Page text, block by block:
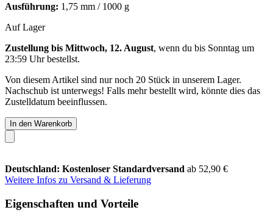
Ausführung: 1,75 mm / 1000 g
Auf Lager
Zustellung bis Mittwoch, 12. August, wenn du bis Sonntag um
23:59 Uhrbestellst.
Von diesem Artikel sind nur noch 20 Stück in unserem Lager.
Nachschub ist unterwegs! Falls mehr bestellt wird, könnte dies das
Zustelldatum beeinflussen.
In den Warenkorb
Deutschland: Kostenloser Standardversand ab 52,90 €
Weitere Infos zu Versand & Lieferung
Eigenschaften und Vorteile